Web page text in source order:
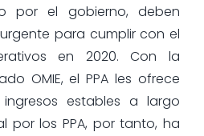
por el gobierno, deben
para cumplir con el
en 2020. Con la
OMIE, el PPA les ofrece
estables a largo
por los PPA, por tanto, ha